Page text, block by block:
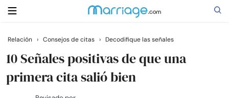
Buscar
Casarse
Relación › Consejos de citas › Decodifique las señales
10 Señales positivas de que una
primera cita salió bien